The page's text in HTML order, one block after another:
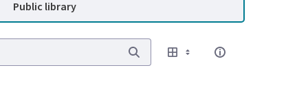
Public library